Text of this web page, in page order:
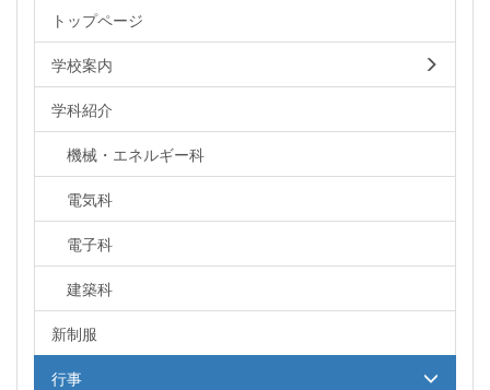
トップページ
学校案内
学科紹介
機械・エネルギー科
電気科
電子科
建築科
新制服
行事